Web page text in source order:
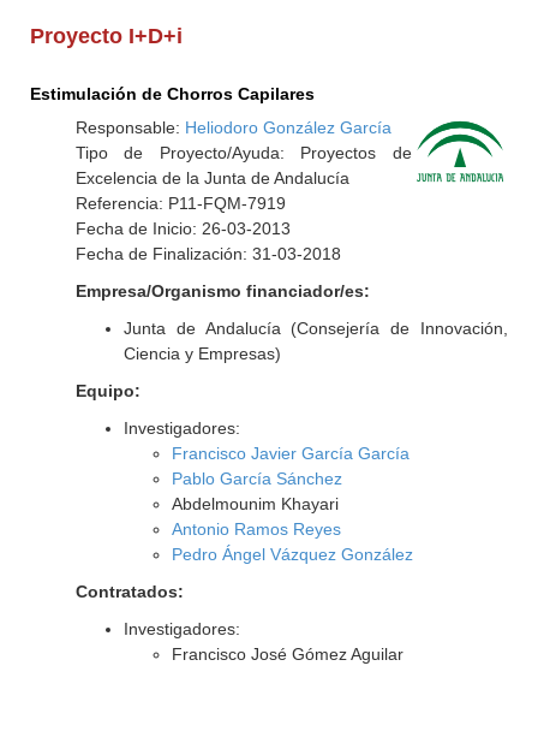
Proyecto I+D+i
Estimulación de Chorros Capilares
Responsable: Heliodoro González García
Tipo de Proyecto/Ayuda: Proyectos de
Excelencia de la Junta de Andalucía
Referencia: P11-FQM-7919
Fecha de Inicio: 26-03-2013
Fecha de Finalización: 31-03-2018
Empresa/Organismo financiador/es:
Junta de Andalucía (Consejería de Innovación,
Ciencia y Empresas)
Equipo:
Investigadores:
Francisco Javier García García
Pablo García Sánchez
Abdelmounim Khayari
Antonio Ramos Reyes
Pedro Ángel Vázquez González
Contratados:
Investigadores:
Francisco José Gómez Aguilar